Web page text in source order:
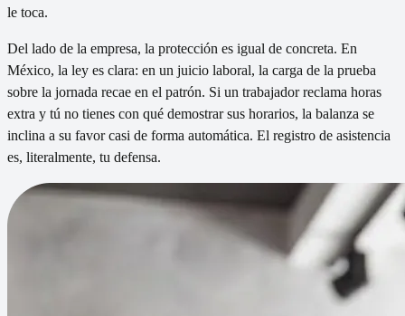
le toca.
Del lado de la empresa, la protección es igual de concreta. En
México, la ley es clara: en un juicio laboral, la carga de la prueba
sobre la jornada recae en el patrón. Si un trabajador reclama horas
extra y tú no tienes con qué demostrar sus horarios, la balanza se
inclina a su favor casi de forma automática. El registro de asistencia
es, literalmente, tu defensa.